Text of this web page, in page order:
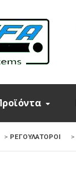
> ΡΕΓΟΥΛΑΤΟΡΟΙ >